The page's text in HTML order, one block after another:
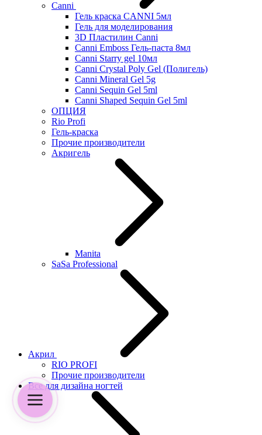
Canni
Гель краска CANNI 5мл
Гель для моделирования
3D Пластилин Canni
Canni Emboss Гель-паста 8мл
Canni Starry gel 10мл
Canni Crystal Poly Gel (Полигель)
Canni Mineral Gel 5g
Canni Sequin Gel 5ml
Canni Shaped Sequin Gel 5ml
ОПЦИЯ
Rio Profi
Гель-краска
Прочие производители
Акригель
Manita
SaSa Professional
Акрил
RIO PROFI
Прочие производители
Все для дизайна ногтей